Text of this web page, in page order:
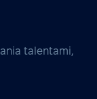
talentami,